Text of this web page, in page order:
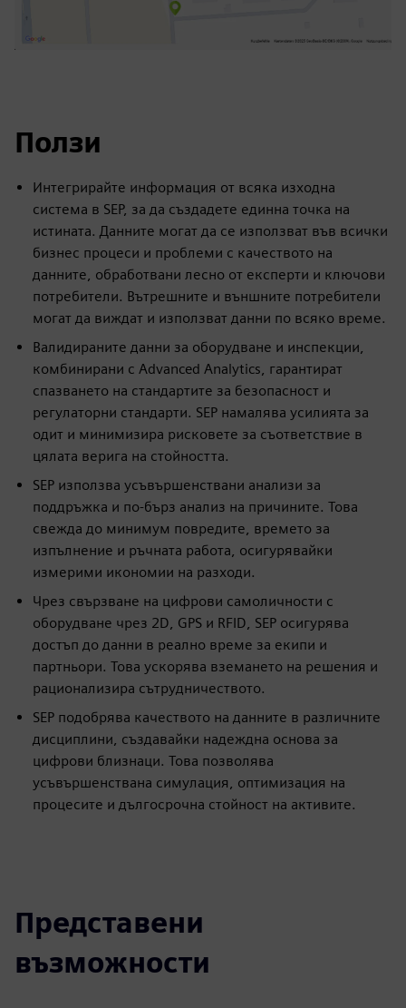
Ползи
Интегрирайте информация от всяка изходна
система в SEP, за да създадете единна точка на
истината. Данните могат да се използват във всички
бизнес процеси и проблеми с качеството на
данните, обработвани лесно от експерти и ключови
потребители. Вътрешните и външните потребители
могат да виждат и използват данни по всяко време.
Валидираните данни за оборудване и инспекции,
комбинирани с Advanced Analytics, гарантират
спазването на стандартите за безопасност и
регулаторни стандарти. SEP намалява усилията за
одит и минимизира рисковете за съответствие в
цялата верига на стойността.
SEP използва усъвършенствани анализи за
поддръжка и по-бърз анализ на причините. Това
свежда до минимум повредите, времето за
изпълнение и ръчната работа, осигурявайки
измерими икономии на разходи.
Чрез свързване на цифрови самоличности с
оборудване чрез 2D, GPS и RFID, SEP осигурява
достъп до данни в реално време за екипи и
партньори. Това ускорява вземането на решения и
рационализира сътрудничеството.
SEP подобрява качеството на данните в различните
дисциплини, създавайки надеждна основа за
цифрови близнаци. Това позволява
усъвършенствана симулация, оптимизация на
процесите и дългосрочна стойност на активите.
Представени
възможности